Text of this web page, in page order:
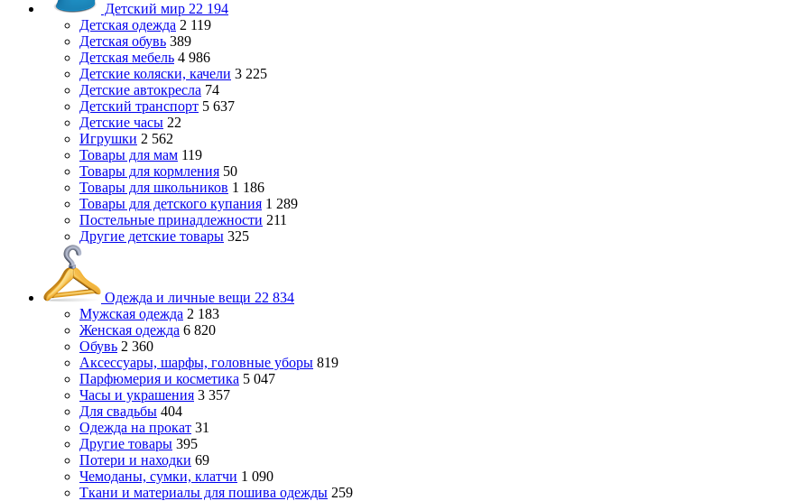
Детский мир 22 194
Детская одежда 2 119
Детская обувь 389
Детская мебель 4 986
Детские коляски, качели 3 225
Детские автокресла 74
Детский транспорт 5 637
Детские часы 22
Игрушки 2 562
Товары для мам 119
Товары для кормления 50
Товары для школьников 1 186
Товары для детского купания 1 289
Постельные принадлежности 211
Другие детские товары 325
Одежда и личные вещи 22 834
Мужская одежда 2 183
Женская одежда 6 820
Обувь 2 360
Аксессуары, шарфы, головные уборы 819
Парфюмерия и косметика 5 047
Часы и украшения 3 357
Для свадьбы 404
Одежда на прокат 31
Другие товары 395
Потери и находки 69
Чемоданы, сумки, клатчи 1 090
Ткани и материалы для пошива одежды 259